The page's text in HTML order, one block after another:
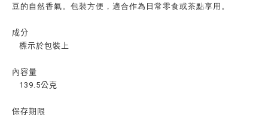
豆的自然香氣。包裝方便，適合作為日常零食或茶點享用。
成分
標示於包裝上
內容量
139.5公克
保存期限